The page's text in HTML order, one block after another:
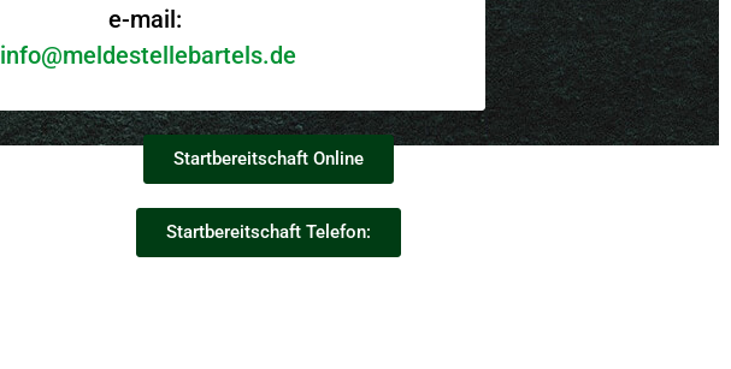
e-mail:
info@meldestellebartels.de
Startbereitschaft Online
Startbereitschaft Telefon: